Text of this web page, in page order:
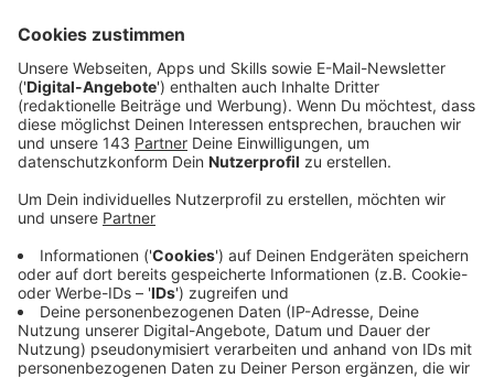
in den Ferien arbeiten möchten? WIr haben mit
Rechtsanwalt Arndt Kempgens geklärt , was erlaubt
ist - und was nicht.
Anzeige
Ab welchem Alter dürfen Kinder und
Jugendliche arbeiten?
Anzeige
Grundsätzlich dürfen Kinder ab 13 Jahren arbeiten –
aber nur unter bestimmten Bedingungen: